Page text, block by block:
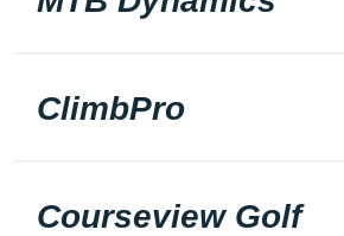
ClimbPro
Courseview Golf